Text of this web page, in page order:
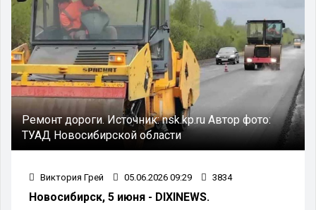
Ремонт дороги.Источник:nsk.kp.ruАвтор фото:
ТУАД Новосибирской области
Виктория Грей 05.06.2026 09:29 3834
Новосибирск, 5 июня - DIXINEWS.